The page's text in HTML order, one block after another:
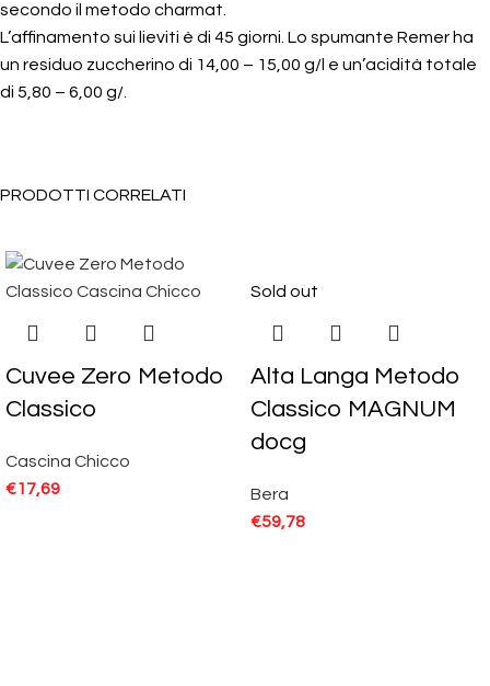
secondo il metodo charmat.
L’affinamento sui lieviti è di 45 giorni. Lo spumante Remer ha
un residuo zuccherino di 14,00 – 15,00 g/l e un’acidità totale
di 5,80 – 6,00 g/.
PRODOTTI CORRELATI
Cuvee Zero Metodo
Classico
Cascina Chicco
€17,69
Sold out
Alta Langa Metodo
Classico MAGNUM
docg
Bera
€59,78